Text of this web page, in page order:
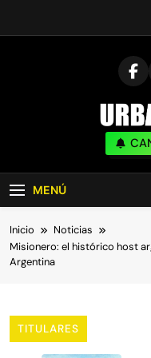
|
MENÚ
Inicio
Noticias
Misionero: el histórico host
Argentina
TITULARES